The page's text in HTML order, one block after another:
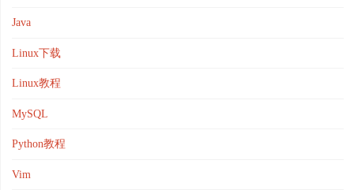
Java
Linux下载
Linux教程
MySQL
Python教程
Vim